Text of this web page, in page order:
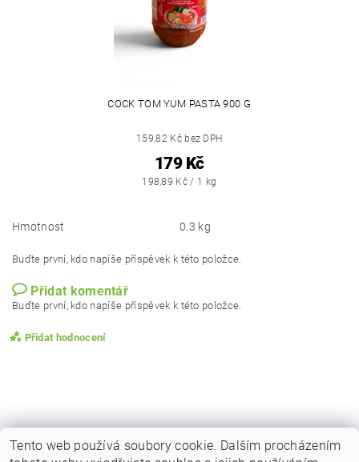
COCK TOM YUM PASTA 900 G
159,82 Kč bez DPH
179 Kč
198,89 Kč / 1 kg
Hmotnost 0.3 kg
Buďte první, kdo napíše příspěvek k této položce.
Přidat komentář
Buďte první, kdo napíše příspěvek k této položce.
Přidat hodnocení
Tento web používá soubory cookie. Dalším procházením